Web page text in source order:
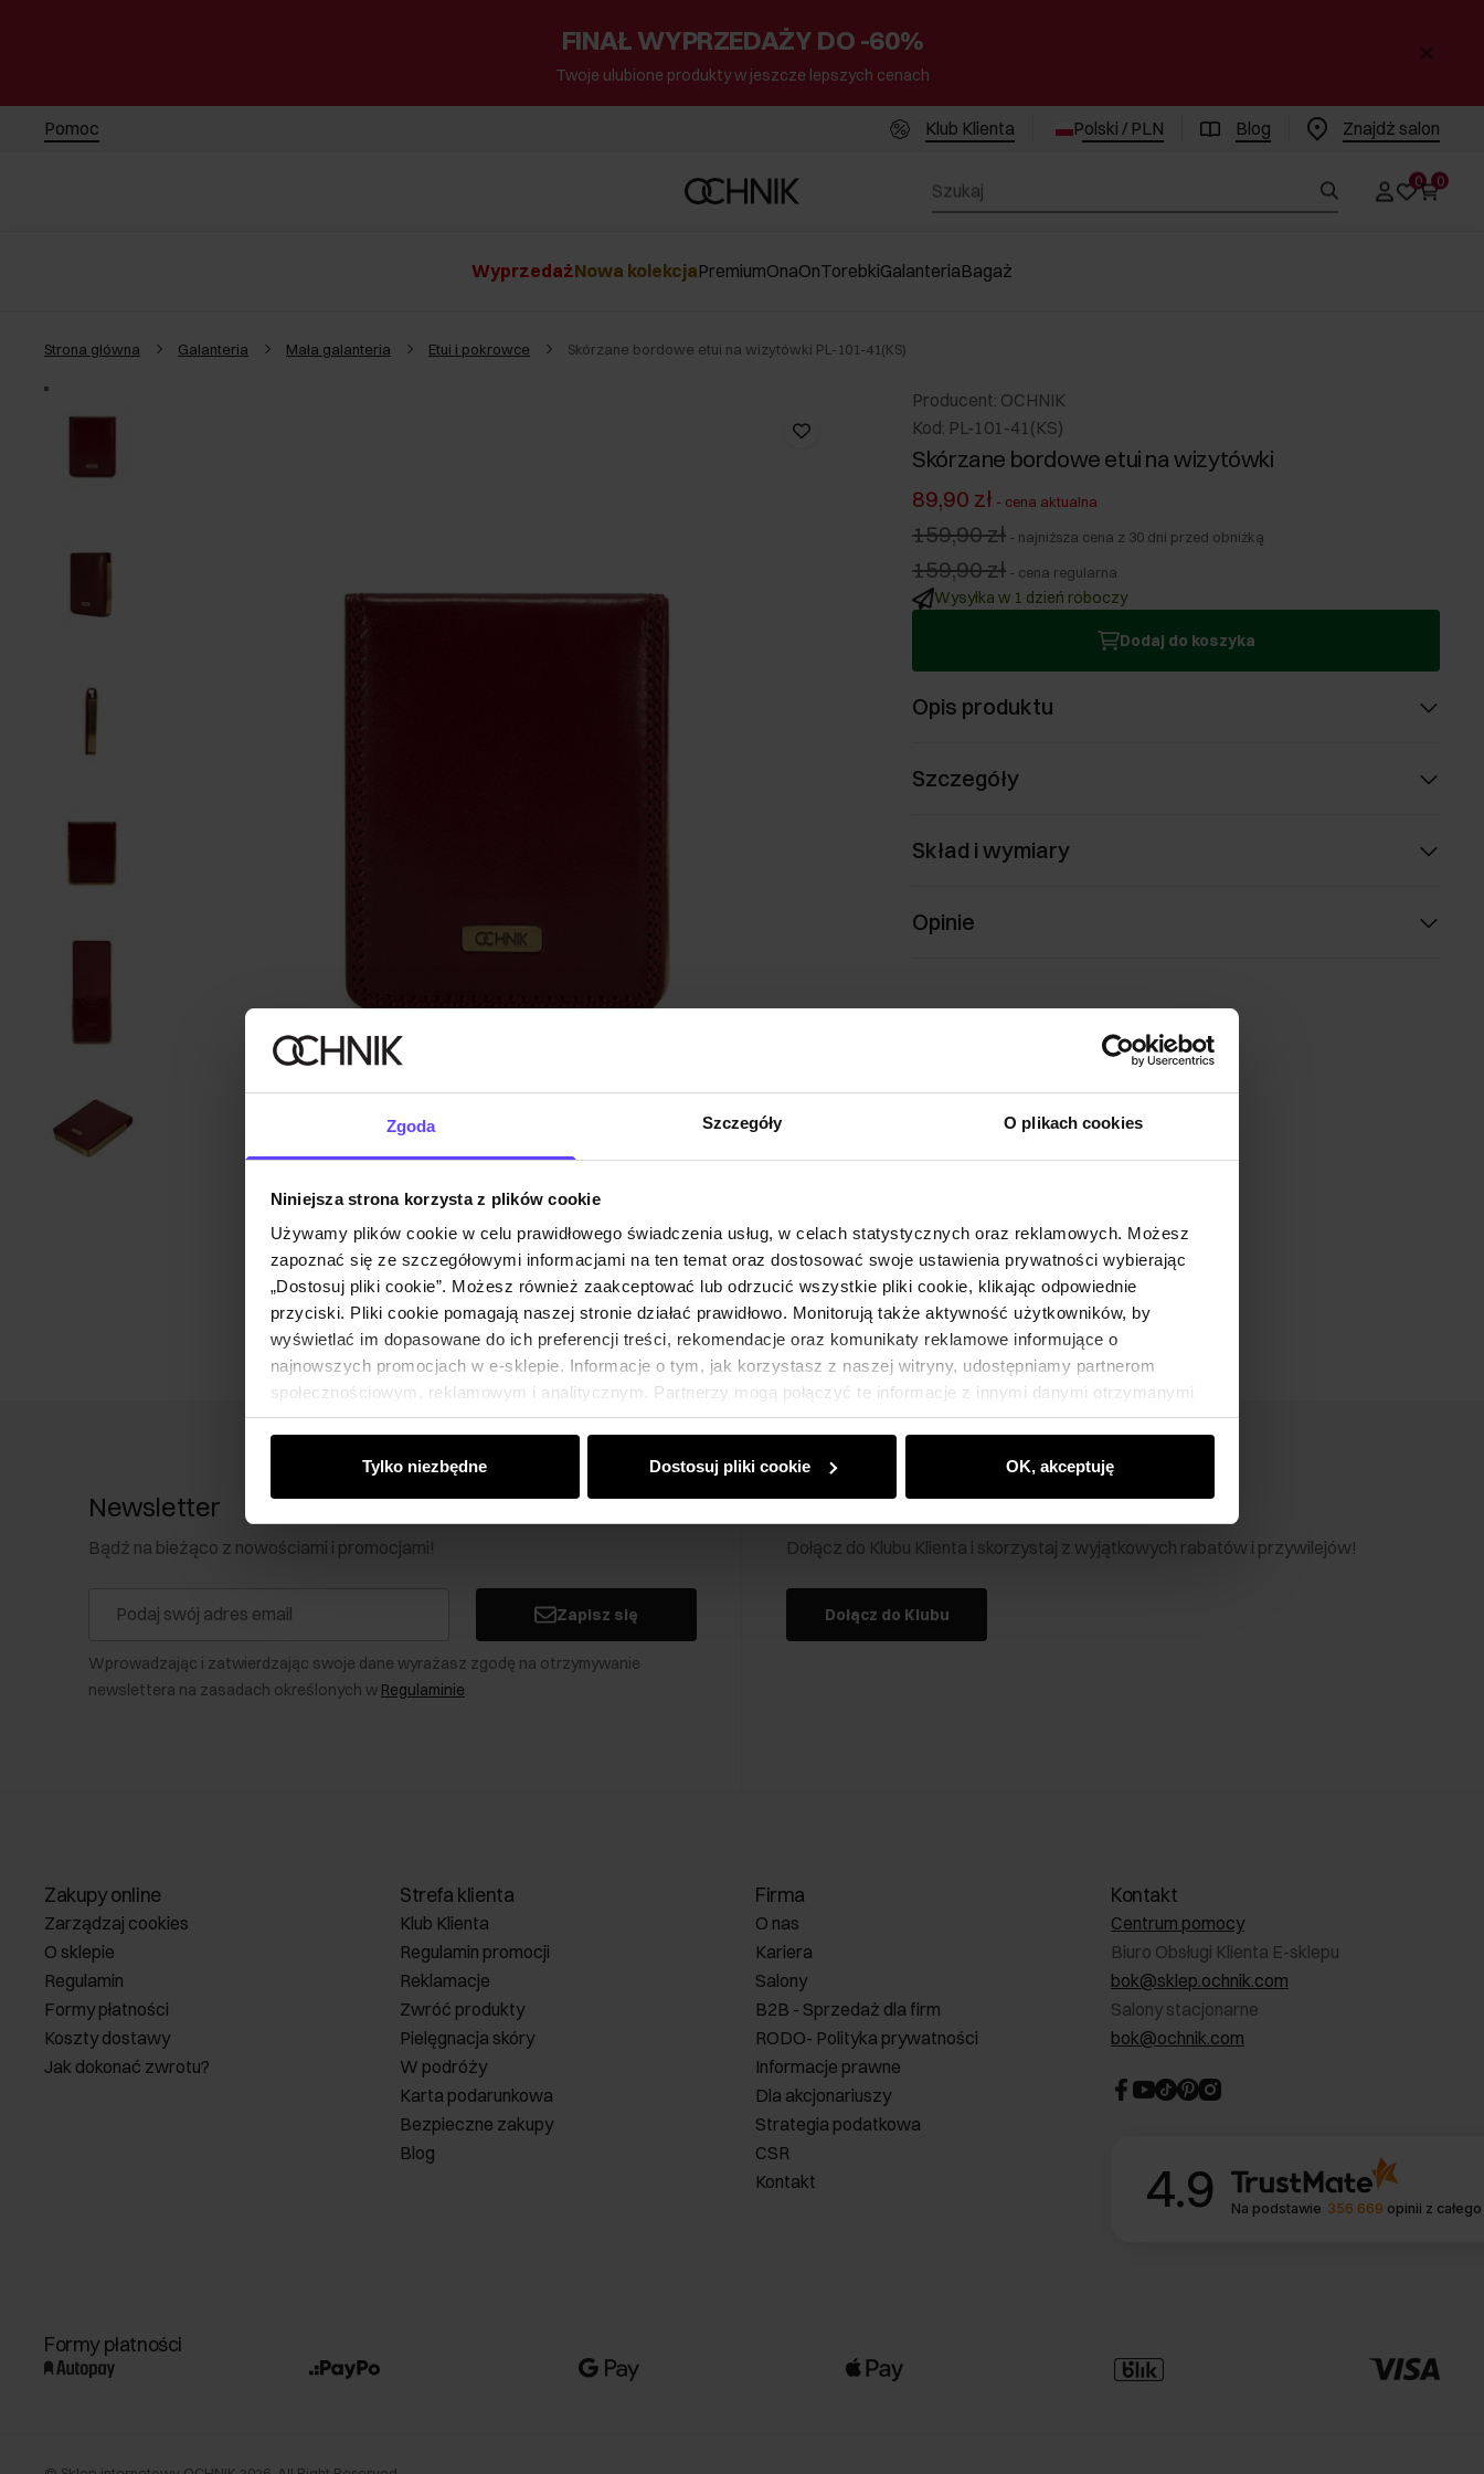
Zgoda Szczegóły O plikach cookies
Niniejsza strona korzysta z plików cookie
Używamy plików cookie w celu prawidłowego świadczenia usług, w celach statystycznych oraz reklamowych. Możesz
zapoznać się ze szczegółowymi informacjami na ten temat oraz dostosować swoje ustawienia prywatności wybierając
„Dostosuj pliki cookie”. Możesz również zaakceptować lub odrzucić wszystkie pliki cookie, klikając odpowiednie
przyciski. Pliki cookie pomagają naszej stronie działać prawidłowo. Monitorują także aktywność użytkowników, by
wyświetlać im dopasowane do ich preferencji treści, rekomendacje oraz komunikaty reklamowe informujące o
najnowszych promocjach w e-sklepie. Informacje o tym, jak korzystasz z naszej witryny, udostępniamy partnerom
społecznościowym, reklamowym i analitycznym. Partnerzy mogą połączyć te informacje z innymi danymi otrzymanymi
od Ciebie lub uzyskanymi podczas korzystania z ich usług.
Tylko niezbędne Dostosuj pliki cookie OK, akceptuję
FINAŁ WYPRZEDAŻY DO -60%
Twoje ulubione produkty w jeszcze lepszych cenach
Pomoc Klub Klienta Polski / PLN Blog Znajdż salon
0 0
WyprzedażNowa kolekcjaPremiumOnaOnTorebkiGalanteriaBagaż
Strona główna Galanteria Mała galanteria Etui i pokrowce Skórzane bordowe etui na wizytówki PL-101-41(KS)
Producent: OCHNIK
Kod: PL-101-41(KS)
Skórzane bordowe etui na wizytówki
89,90 zł - cena aktualna
159,90 zł - najniższa cena z 30 dni przed obniżką
159,90 zł - cena regularna
Wysyłka w 1 dzień roboczy
Dodaj do koszyka
Opis produktu
Szczegóły
Skład i wymiary
Opinie
Newsletter
Bądź na bieżąco z nowościami i promocjami!
Zapisz się
Wprowadzając i zatwierdzając swoje dane wyrażasz zgodę na otrzymywanie
newslettera na zasadach określonych w Regulaminie.
Klub Klienta Ochnik
Dołącz do Klubu Klienta i skorzystaj z wyjątkowych rabatów i przywilejów!
Dołącz do Klubu
Zakupy online
Zarządzaj cookies
O sklepie
Regulamin
Formy płatności
Koszty dostawy
Jak dokonać zwrotu?
Strefa klienta
Klub Klienta
Regulamin promocji
Reklamacje
Zwróć produkty
Pielęgnacja skóry
W podróży
Karta podarunkowa
Bezpieczne zakupy
Blog
Firma
O nas
Kariera
Salony
B2B - Sprzedaż dla firm
RODO- Polityka prywatności
Informacje prawne
Dla akcjonariuszy
Strategia podatkowa
CSR
Kontakt
Kontakt
Centrum pomocy
Biuro Obsługi Klienta E-sklepu
bok@sklep.ochnik.com
Salony stacjonarne
bok@ochnik.com
4.9 Na podstawie 356 669 opinii z
Formy płatności